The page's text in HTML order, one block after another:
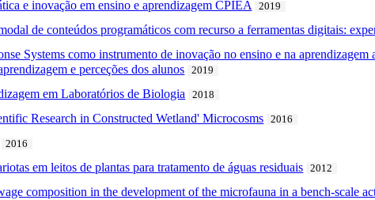
e inovação em ensino e aprendizagem CPIEA 2019
de conteúdos programáticos com recurso a ferramentas digitais:
Systems como instrumento de inovação no ensino e na
e perceções dos alunos
2019
em Laboratórios de Biologia 2018
Research in Constructed Wetland' Microcosms 2016
2016
em leitos de plantas para tratamento de águas residuais 2012
composition in the development of the microfauna in a bench-scale